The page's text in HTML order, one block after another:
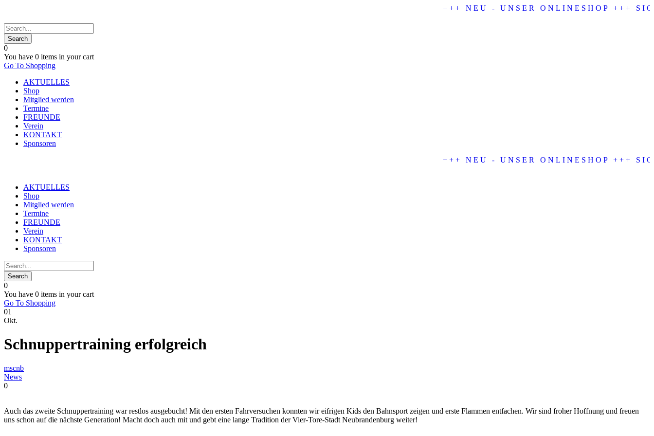
+++ NEU - UNSER ONLINESHOP +++
0
You have 0 items in your cart
Go To Shopping
AKTUELLES
Shop
Mitglied werden
Termine
FREUNDE
Verein
KONTAKT
Sponsoren
+++ NEU - UNSER ONLINESHOP +++
AKTUELLES
Shop
Mitglied werden
Termine
FREUNDE
Verein
KONTAKT
Sponsoren
0
You have 0 items in your cart
Go To Shopping
01
Okt.
Schnuppertraining erfolgreich
mscnb
News
0
Auch das zweite Schnuppertraining war restlos ausgebucht! Mit den ersten Fahrversuchen konnten wir eifrigen Kids den Bahnsport zeigen und erste Flammen entfachen. Wir sind froher Hoffnung und freuen
uns schon auf die nächste Generation! Macht doch auch mit und gebt eine lange Tradition der Vier-Tore-Stadt Neubrandenburg weiter!